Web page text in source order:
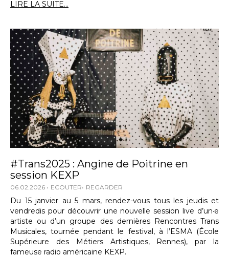
LIRE LA SUITE...
#Trans2025 : Angine de Poitrine en
session KEXP
06.02.2026 ECOUTER REGARDER
Du 15 janvier au 5 mars, rendez-vous tous les jeudis et
vendredis pour découvrir une nouvelle session live d’un·e
artiste ou d’un groupe des dernières Rencontres Trans
Musicales, tournée pendant le festival, à l’ESMA (École
Supérieure des Métiers Artistiques, Rennes), par la
fameuse radio américaine KEXP.